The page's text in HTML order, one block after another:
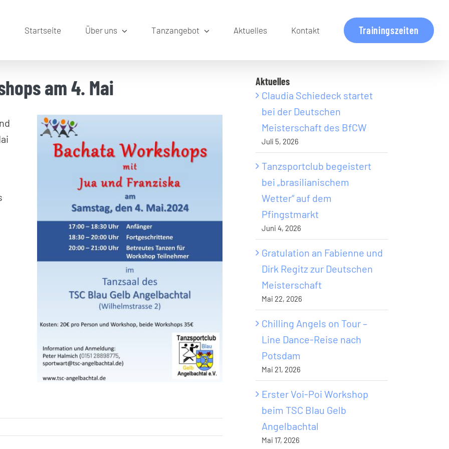
Startseite Über uns Tanzangebot Aktuelles Kontakt Trainingszeiten
am 4. Mai
Aktuelles
Claudia Schiedeck startet
bei der Deutschen
Meisterschaft des BfCW
Juli 5, 2026
Tanzsportclub begeistert
bei „brasilianischem
Wetter“ auf dem
Pfingstmarkt
Juni 4, 2026
Gratulation an Fabienne und
Dirk Regitz zur Deutschen
Meisterschaft
Mai 22, 2026
Chilling Angels on Tour –
Line Dance-Reise nach
Potsdam
Mai 21, 2026
Erster Voi-Poi Workshop
beim TSC Blau Gelb
Angelbachtal
Mai 17, 2026